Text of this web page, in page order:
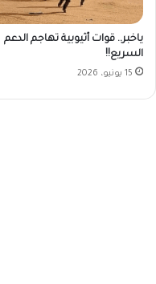
ياخبر.. قوات أثيوبية تهاجم الدعم
السريع!!
15 يونيو، 2026